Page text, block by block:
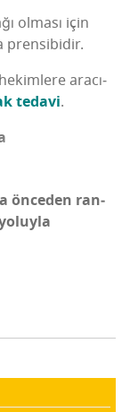
olma­sı için
prensibidir.
ara­cı­
teda­vi.
önce­den ran­